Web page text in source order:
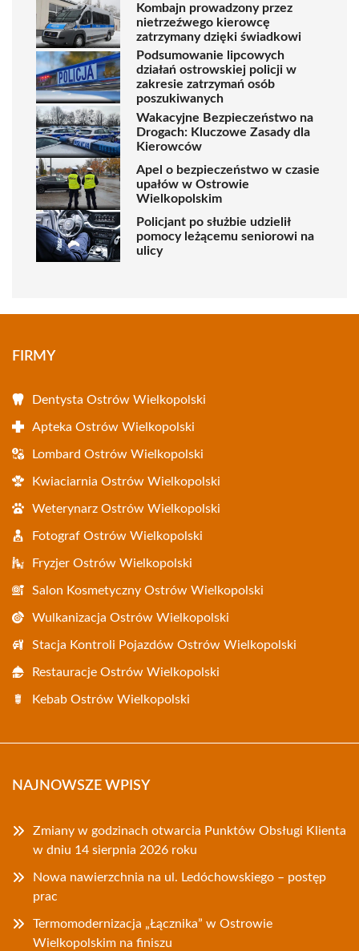
Kombajn prowadzony przez
nietrzeźwego kierowcę
zatrzymany dzięki świadkowi
Podsumowanie lipcowych
działań ostrowskiej policji w
zakresie zatrzymań osób
poszukiwanych
Wakacyjne Bezpieczeństwo na
Drogach: Kluczowe Zasady dla
Kierowców
Apel o bezpieczeństwo w czasie
upałów w Ostrowie
Wielkopolskim
Policjant po służbie udzielił
pomocy leżącemu seniorowi na
ulicy
FIRMY
Dentysta Ostrów Wielkopolski
Apteka Ostrów Wielkopolski
Lombard Ostrów Wielkopolski
Kwiaciarnia Ostrów Wielkopolski
Weterynarz Ostrów Wielkopolski
Fotograf Ostrów Wielkopolski
Fryzjer Ostrów Wielkopolski
Salon Kosmetyczny Ostrów Wielkopolski
Wulkanizacja Ostrów Wielkopolski
Stacja Kontroli Pojazdów Ostrów Wielkopolski
Restauracje Ostrów Wielkopolski
Kebab Ostrów Wielkopolski
NAJNOWSZE WPISY
Zmiany w godzinach otwarcia Punktów Obsługi Klienta
w dniu 14 sierpnia 2026 roku
Nowa nawierzchnia na ul. Ledóchowskiego – postęp
prac
Termomodernizacja „Łącznika” w Ostrowie
Wielkopolskim na finiszu